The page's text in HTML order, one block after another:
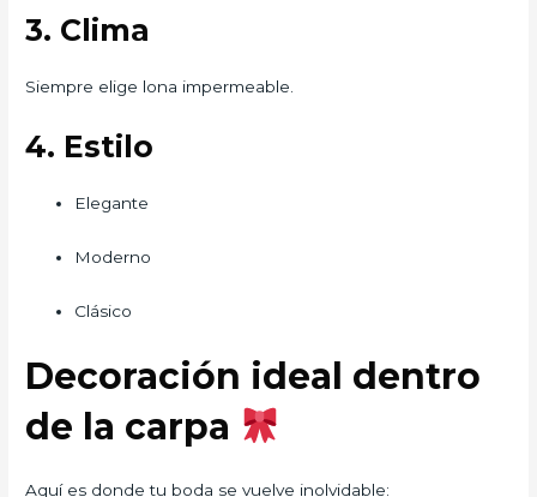
3. Clima
Siempre elige lona impermeable.
4. Estilo
Elegante
Moderno
Clásico
Decoración ideal dentro
de la carpa
Aquí es donde tu boda se vuelve inolvidable: